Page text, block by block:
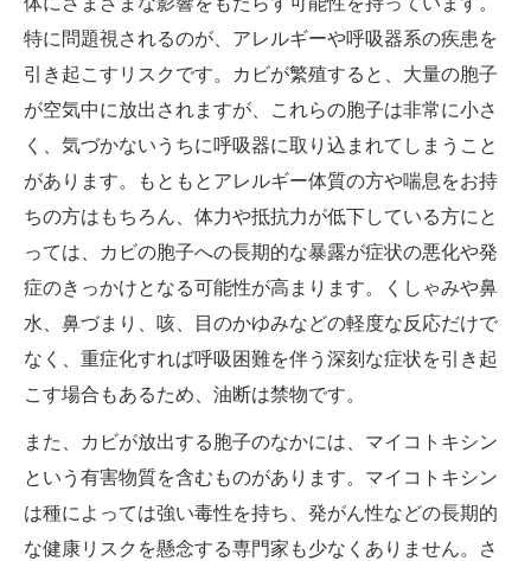
特に問題視されるのが、アレルギーや呼吸器系の疾患を
引き起こすリスクです。カビが繁殖すると、大量の胞子
が空気中に放出されますが、これらの胞子は非常に小さ
く、気づかないうちに呼吸器に取り込まれてしまうこと
があります。もともとアレルギー体質の方や喘息をお持
ちの方はもちろん、体力や抵抗力が低下している方にと
っては、カビの胞子への長期的な暴露が症状の悪化や発
症のきっかけとなる可能性が高まります。くしゃみや鼻
水、鼻づまり、咳、目のかゆみなどの軽度な反応だけで
なく、重症化すれば呼吸困難を伴う深刻な症状を引き起
こす場合もあるため、油断は禁物です。
また、カビが放出する胞子のなかには、マイコトキシン
という有害物質を含むものがあります。マイコトキシン
は種によっては強い毒性を持ち、発がん性などの長期的
な健康リスクを懸念する専門家も少なくありません。さ